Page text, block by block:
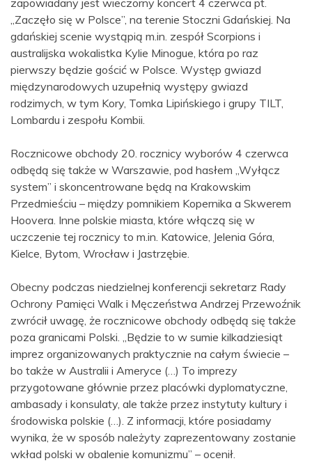
„Zaczęło się w Polsce”, na terenie Stoczni Gdańskiej. Na
gdańskiej scenie wystąpią m.in. zespół Scorpions i
australijska wokalistka Kylie Minogue, która po raz
pierwszy będzie gościć w Polsce. Występ gwiazd
międzynarodowych uzupełnią występy gwiazd
rodzimych, w tym Kory, Tomka Lipińskiego i grupy TILT,
Lombardu i zespołu Kombii.
Rocznicowe obchody 20. rocznicy wyborów 4 czerwca
odbędą się także w Warszawie, pod hasłem „Wyłącz
system” i skoncentrowane będą na Krakowskim
Przedmieściu – między pomnikiem Kopernika a Skwerem
Hoovera. Inne polskie miasta, które włączą się w
uczczenie tej rocznicy to m.in. Katowice, Jelenia Góra,
Kielce, Bytom, Wrocław i Jastrzębie.
Obecny podczas niedzielnej konferencji sekretarz Rady
Ochrony Pamięci Walk i Męczeństwa Andrzej Przewoźnik
zwrócił uwagę, że rocznicowe obchody odbędą się także
poza granicami Polski. „Będzie to w sumie kilkadziesiąt
imprez organizowanych praktycznie na całym świecie –
bo także w Australii i Ameryce (…) To imprezy
przygotowane głównie przez placówki dyplomatyczne,
ambasady i konsulaty, ale także przez instytuty kultury i
środowiska polskie (…). Z informacji, które posiadamy
wynika, że w sposób należyty zaprezentowany zostanie
wkład polski w obalenie komunizmu” – ocenił.